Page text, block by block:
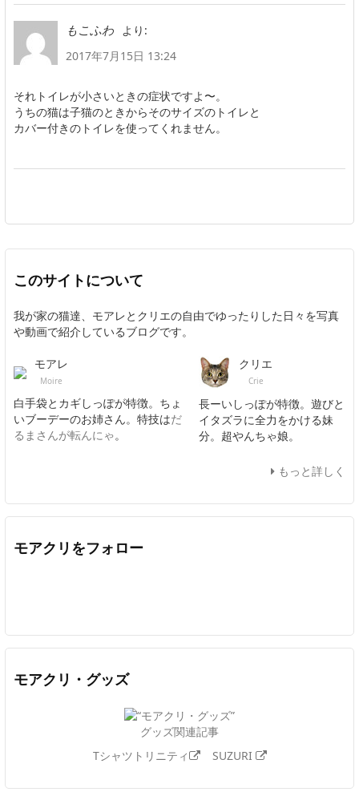
もこふわ
より:
2017年7月15日 13:24
それトイレが小さいときの症状ですよ〜。
うちの猫は子猫のときからそのサイズのトイレと
カバー付きのトイレを使ってくれません。
このサイトについて
我が家の猫達、モアレとクリエの自由でゆったりした日々を写真
や動画で紹介しているブログです。
モアレ
Moire
白手袋とカギしっぽが特徴。ちょ
いブーデーのお姉さん。特技はだ
るまさんが転んにゃ。
クリエ
Crie
長ーいしっぽが特徴。遊びと
イタズラに全力をかける妹
分。超やんちゃ娘。
もっと詳しく
モアクリをフォロー
モアクリ・グッズ
グッズ関連記事
Tシャツトリニティ
SUZURI